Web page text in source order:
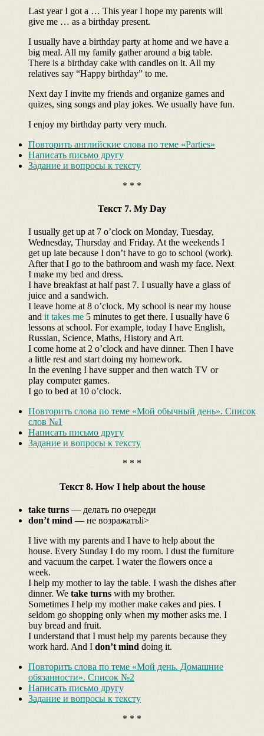
Last year I got a … This year I hope my parents will
give me … as a birthday present.
I usually have a birthday party at home and we have a
big meal. All my family gather around a big table.
There is a birthday cake with candles on it. All my
relatives say “Happy birthday” to me.
Next day I invite my friends and organize games and
quizes, sing songs and play jokes. We usually have fun.
I enjoy my birthday party very much.
Повторить английские слова по теме «Parties»
Написать письмо другу
Задание и вопросы к тексту
* * *
Текст 7. My Day
I usually get up at 7 o’clock on Monday, Tuesday,
Wednesday, Thursday and Friday. At the weekends I
get up late because I don’t have to go to school (work).
After that I go to the bathroom and wash my face. Next
I make my bed and dress.
I have breakfast at half past 7. I usually have a glass of
juice and a sandwich.
I leave home at 8 o’clock. My school is near my house
and it takes me 5 minutes to get there. I usually have 6
lessons at school. For example, today I have English,
Russian, Science, Maths, History and Art.
I come home at 2 o’clock and have dinner. Then I have
a little rest and start doing my homework.
In the evening I have supper and then watch TV or
play computer games.
I go to bed at 10 o’clock.
Повторить слова по теме «Мой обычный день». Список
слов №1
Написать письмо другу
Задание и вопросы к тексту
* * *
Текст 8. How I help about the house
take turns— делать по очереди
don’t mind — не возражатьli>
I live with my parents and I have to help about the
house. Every Sunday I do my room. I dust the furniture
and vacuum the carpet. I water the flowers once a
week.
I help my mother to lay the table. I wash the dishes after
dinner. We take turns with my brother.
Sometimes I help my mother make cakes and pies. I
seldom go shopping only when my mother asks me. I
buy bread and fruit.
I understand that I must help my parents because they
work hard. And I don’t mind doing it.
Повторить слова по теме «Мой день. Домашние
обязанности». Список №2
Написать письмо другу
Задание и вопросы к тексту
* * *